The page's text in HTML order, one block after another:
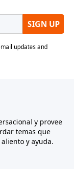
y provee
temas que
y ayuda.